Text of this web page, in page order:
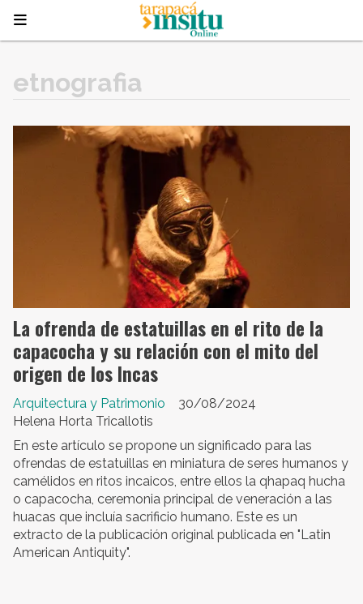
etnografia
La ofrenda de estatuillas en el rito de la
capacocha y su relación con el mito del
origen de los Incas
Helena Horta Tricallotis
Arquitectura y Patrimonio 30/08/2024
En este artículo se propone un significado para las
ofrendas de estatuillas en miniatura de seres humanos y
camélidos en ritos incaicos, entre ellos la qhapaq hucha
o capacocha, ceremonia principal de veneración a las
huacas que incluía sacrificio humano. Este es un
extracto de la publicación original publicada en "Latin
American Antiquity".